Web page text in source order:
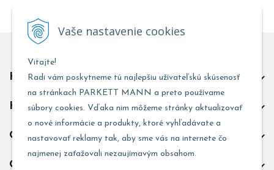
Vaše nastavenie cookies
Vitajte!
Radi vám poskytneme tú najlepšiu užívateľskú skúsenosť
na stránkach PARKETT MANN a preto používame
súbory cookies. Vďaka nim môžeme stránky aktualizovať
o nové informácie a produkty, ktoré vyhľadávate a
nastavovať reklamy tak, aby sme vás na internete čo
najmenej zaťažovali nezaujímavým obsahom.
Kontakt predajňa Trnava
Kontakt predajňa Žarnovica
Obchodné informácie
Odoberať novinky